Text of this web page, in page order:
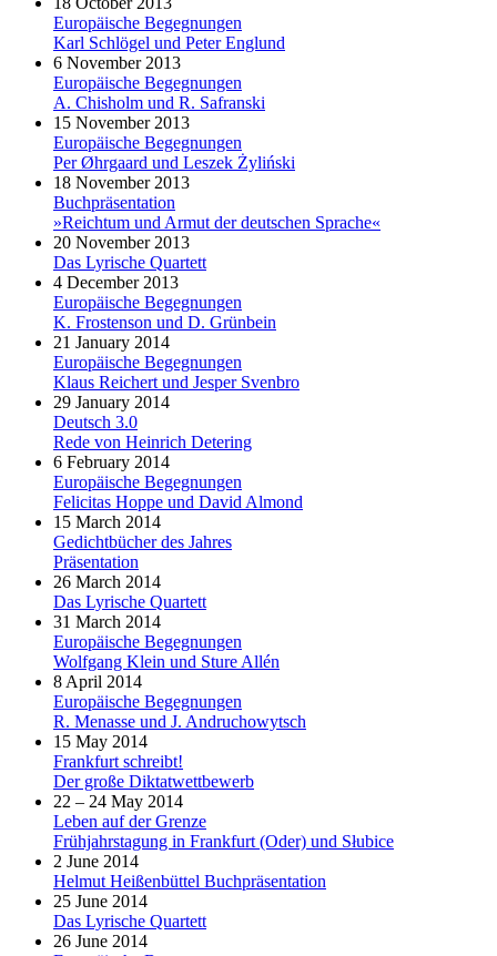
Europäische Begegnungen
Karl Schlögel und Peter Englund
6 November 2013
Europäische Begegnungen
A. Chisholm und R. Safranski
15 November 2013
Europäische Begegnungen
Per Øhrgaard und Leszek Żyliński
18 November 2013
Buchpräsentation
»Reichtum und Armut der deutschen Sprache«
20 November 2013
Das Lyrische Quartett
4 December 2013
Europäische Begegnungen
K. Frostenson und D. Grünbein
21 January 2014
Europäische Begegnungen
Klaus Reichert und Jesper Svenbro
29 January 2014
Deutsch 3.0
Rede von Heinrich Detering
6 February 2014
Europäische Begegnungen
Felicitas Hoppe und David Almond
15 March 2014
Gedichtbücher des Jahres
Präsentation
26 March 2014
Das Lyrische Quartett
31 March 2014
Europäische Begegnungen
Wolfgang Klein und Sture Allén
8 April 2014
Europäische Begegnungen
R. Menasse und J. Andruchowytsch
15 May 2014
Frankfurt schreibt!
Der große Diktatwettbewerb
22 – 24 May 2014
Leben auf der Grenze
Frühjahrstagung in Frankfurt (Oder) und Słubice
2 June 2014
Helmut Heißenbüttel Buchpräsentation
25 June 2014
Das Lyrische Quartett
26 June 2014